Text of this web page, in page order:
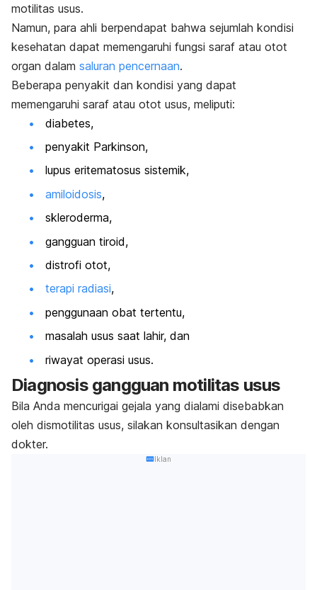
motilitas usus.
Namun, para ahli berpendapat bahwa sejumlah kondisi
kesehatan dapat memengaruhi fungsi saraf atau otot
organ dalam saluran pencernaan.
Beberapa penyakit dan kondisi yang dapat
memengaruhi saraf atau otot usus, meliputi:
diabetes,
penyakit Parkinson,
lupus eritematosus sistemik,
amiloidosis,
skleroderma,
gangguan tiroid,
distrofi otot,
terapi radiasi,
penggunaan obat tertentu,
masalah usus saat lahir, dan
riwayat operasi usus.
Diagnosis gangguan motilitas usus
Bila Anda mencurigai gejala yang dialami disebabkan
oleh dismotilitas usus, silakan konsultasikan dengan
dokter.
Iklan